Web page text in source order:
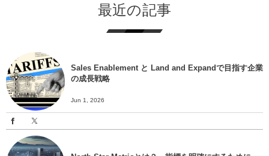
最近の記事
Sales Enablement と Land and Expandで目指す企業
の成長戦略
Jun 1, 2026